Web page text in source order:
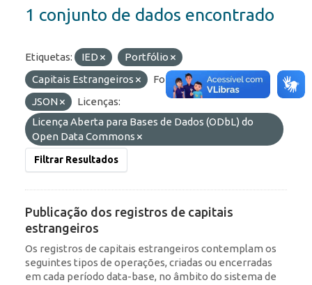
1 conjunto de dados encontrado
Etiquetas: IED
Portfólio
Capitais Estrangeiros
Formatos:
API
JSON
Licenças:
Licença Aberta para Bases de Dados (ODbL) do
Open Data Commons
Filtrar Resultados
Publicação dos registros de capitais
estrangeiros
Os registros de capitais estrangeiros contemplam os
seguintes tipos de operações, criadas ou encerradas
em cada período data-base, no âmbito do sistema de